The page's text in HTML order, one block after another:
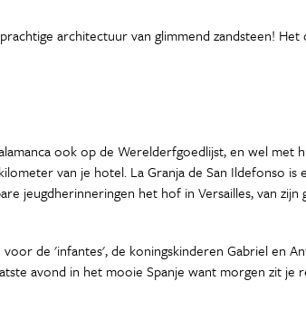
architectuur van glimmend zandsteen!
ook op de Werelderfgoedlijst, en wel met
van je hotel. La Granja de San Ildefonso is
jeugdherinneringen het hof in Versailles, van
de 'infantes', de koningskinderen Gabriel en
avond in het mooie Spanje want morgen zit je